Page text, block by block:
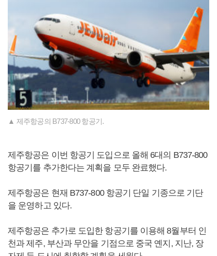
▲ 제주항공의 B737-800 항공기.
제주항공은 이번 항공기 도입으로 올해 6대의 B737-800
항공기를 추가한다는 계획을 모두 완료했다.
제주항공은 현재 B737-800 항공기 단일 기종으로 기단
을 운영하고 있다.
제주항공은 추가로 도입한 항공기를 이용해 8월부터 인
천과 제주, 부산과 무안을 기점으로 중국 옌지, 지난, 장